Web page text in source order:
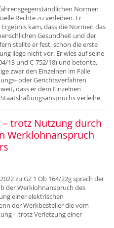
Normen
Rechte zu verleihen. Er
kam, dass die Normen das
Gesundheit und der
stellte er fest, schon die erste
liege nicht vor. Er wies auf seine
13 und C-752/18) und betonte,
zwar den Einzelnen im Falle
oder Gerichtsverfahren
dass er dem Einzelnen
verleihe.
trotz Nutzung durch
Werklohnanspruch
zu GZ 1 Ob 164/22g sprach der
der Werklohnanspruch des
einer elektrischen
der Werkbesteller die vom
– trotz Verletzung einer